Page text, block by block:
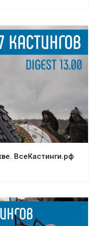
ВсеКастинги.рф